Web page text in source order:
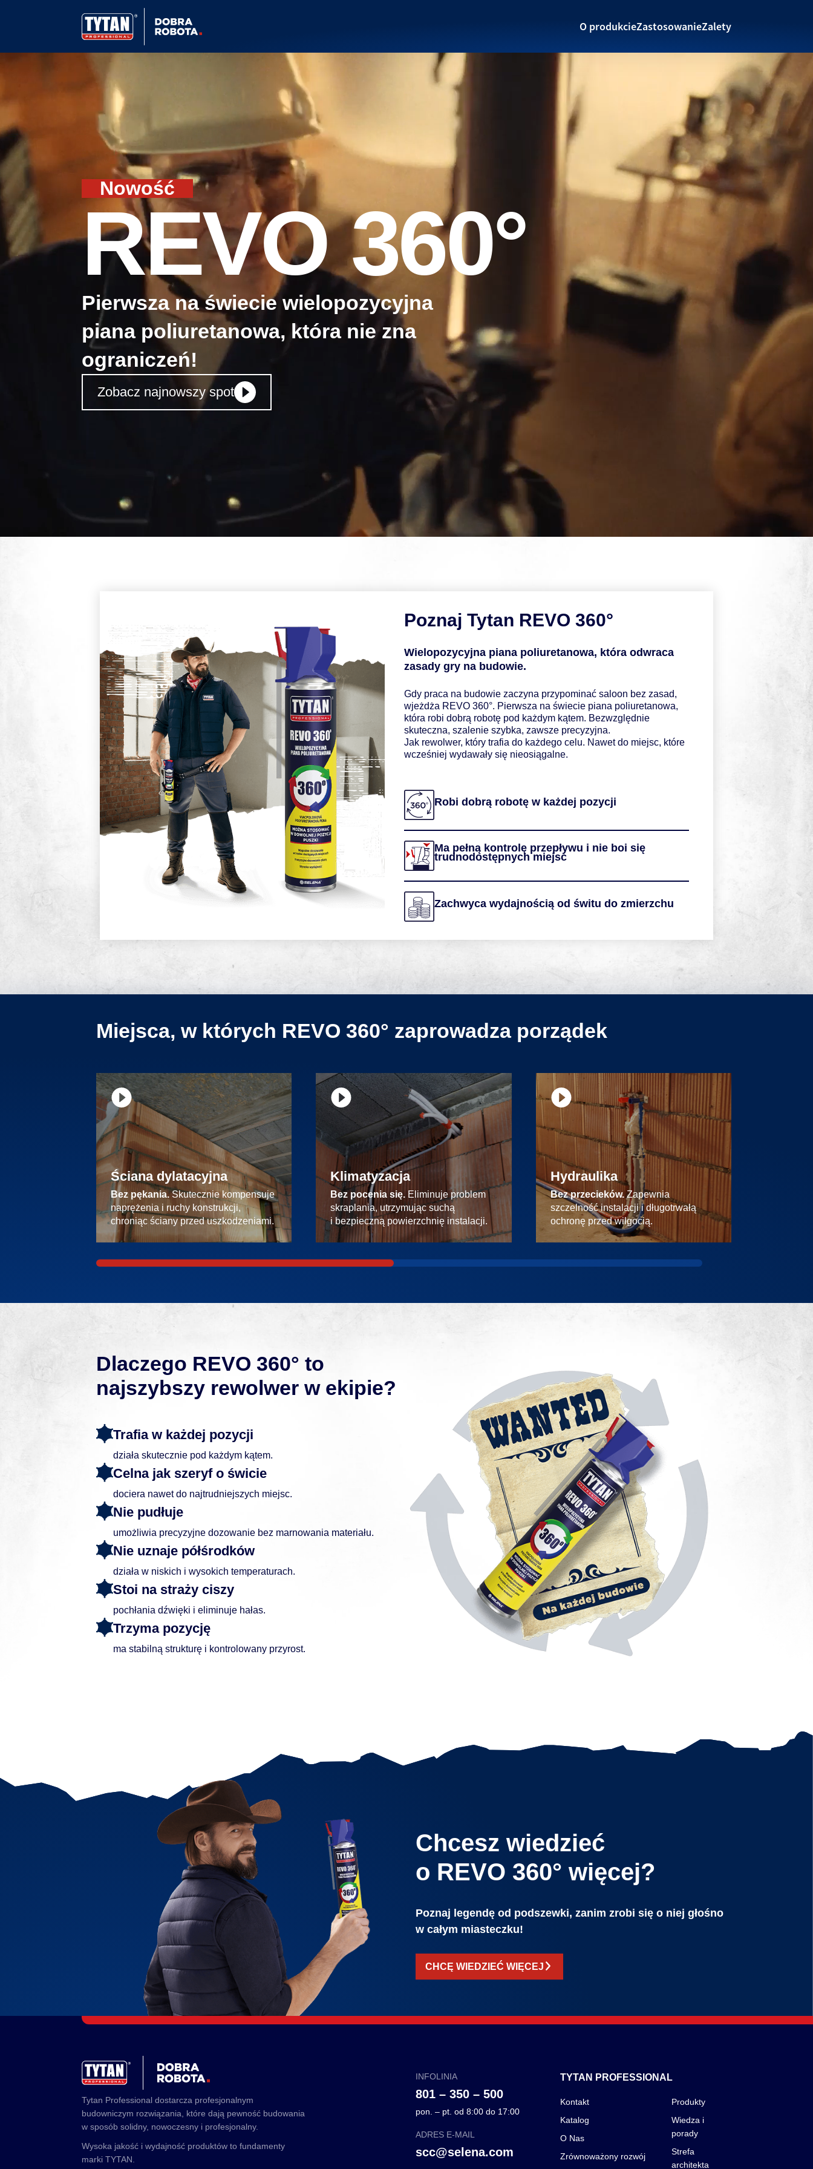
O produkcieZastosowanieZalety
Nowość
REVO 360°
Pierwsza na świecie wielopozycyjna
piana poliuretanowa, która nie zna
ograniczeń!
Zobacz najnowszy spot
Poznaj Tytan REVO 360°
Wielopozycyjna piana poliuretanowa, która odwraca
zasady gry na budowie.
Gdy praca na budowie zaczyna przypominać saloon bez zasad,
wjeżdża REVO 360°. Pierwsza na świecie piana poliuretanowa,
która robi dobrą robotę pod każdym kątem. Bezwzględnie
skuteczna, szalenie szybka, zawsze precyzyjna.
Jak rewolwer, który trafia do każdego celu. Nawet do miejsc, które
wcześniej wydawały się nieosiągalne.
Robi dobrą robotę w każdej pozycji
Ma pełną kontrolę przepływu i nie boi się
trudnodostępnych miejsc
Zachwyca wydajnością od świtu do zmierzchu
Miejsca, w których REVO 360° zaprowadza porządek
Ściana dylatacyjna
Bez pękania.Skutecznie kompensuje
naprężenia i ruchy konstrukcji,
chroniąc ściany przed uszkodzeniami.
Klimatyzacja
Bez pocenia się. Eliminuje problem
skraplania, utrzymując suchą
i bezpieczną powierzchnię instalacji.
Hydraulika
Bez przecieków.Zapewnia
szczelność instalacji i długotrwałą
ochronę przed wilgocią.
Dlaczego REVO 360° to
najszybszy rewolwer w ekipie?
Trafia w każdej pozycji
działa skutecznie pod każdym kątem.
Celna jak szeryf o świcie
dociera nawet do najtrudniejszych miejsc.
Nie pudłuje
umożliwia precyzyjne dozowanie bez marnowania materiału.
Nie uznaje półśrodków
działa w niskich i wysokich temperaturach.
Stoi na straży ciszy
pochłania dźwięki i eliminuje hałas.
Trzyma pozycję
ma stabilną strukturę i kontrolowany przyrost.
Chcesz wiedzieć
o REVO 360° więcej?
Poznaj legendę od podszewki, zanim zrobi się o niej głośno
w całym miasteczku!
CHCĘ WIEDZIEĆ WIĘCEJ
Tytan Professional dostarcza profesjonalnym
budowniczym rozwiązania, które dają pewność budowania
w sposób solidny, nowoczesny i profesjonalny.
Wysoka jakość i wydajność produktów to fundamenty
marki TYTAN.
INFOLINIA
801 – 350 – 500
pon. – pt. od 8:00 do 17:00
ADRES E-MAIL
scc@selena.com
TYTAN PROFESSIONAL
Kontakt
Katalog
O Nas
Zrównoważony rozwój
Produkty
Wiedza i
porady
Strefa
architekta